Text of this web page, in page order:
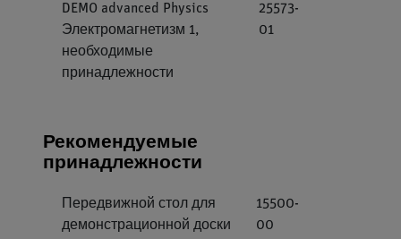
DEMO advanced Physics
Электромагнетизм 1,
необходимые
принадлежности
25573-
01
Рекомендуемые
принадлежности
Передвижной стол для
демонстрационной доски
15500-
00